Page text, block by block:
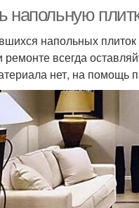
напольную
напольных
всегда
нет, на помощь